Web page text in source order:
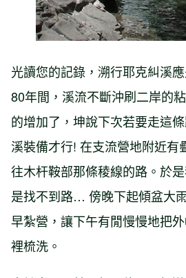
光讀您的記錄，溯行耶克糾溪
80年間，溪流不斷沖刷二岸的
的增加了，坤說下次若要走這
溪裝備才行! 在支流營地附近有
往木杆鞍部那條稜線的路。於
是找不到路… 傍晚下起傾盆大
早紮營，讓下午有閒慢慢地把
裡梳洗。